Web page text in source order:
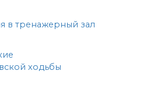
в тренажерный зал
ходьбы